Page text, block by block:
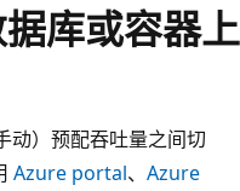
库或容器上
动）预配吞吐量之间切
Azure portal、 Azure